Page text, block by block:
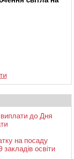
до Дня
на посаду
освіти